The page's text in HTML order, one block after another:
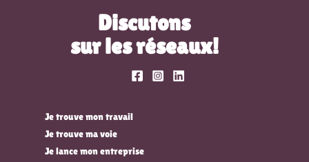
Discutons
sur les réseaux!
Je trouve mon travail
Je trouve ma voie
Je lance mon entreprise